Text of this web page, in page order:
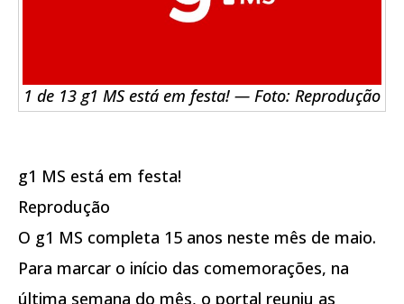
1 de 13 g1 MS está em festa! — Foto: Reprodução
g1 MS está em festa!
Reprodução
O g1 MS completa 15 anos neste mês de maio.
Para marcar o início das comemorações, na
última semana do mês, o portal reuniu as